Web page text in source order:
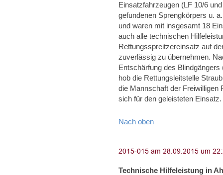
Einsatzfahrzeugen (LF 10/6
gefundenen Sprengkörpers u.
und waren mit insgesamt 18
auch alle technischen
Rettungsspreitzereinsatz auf
zuverlässig zu übernehmen.
Entschärfung des
hob die Rettungsleitstelle
die Mannschaft der Freiwilligen
sich für den geleisteten Einsatz.
Nach oben
Technische Hilfeleistung in